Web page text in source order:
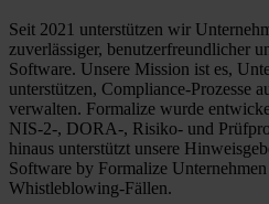
Seit 2021 unterstützen wir
zuverlässiger, benutzerfreundlicher
Software. Unsere Mission ist es,
unterstützen, Compliance-Prozesse
verwalten. Formalize wurde
NIS-2-, DORA-, Risiko- und
hinaus unterstützt unsere
Software by Formalize
Whistleblowing-Fällen.